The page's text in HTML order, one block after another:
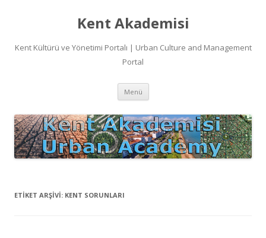
Kent Akademisi
Kent Kültürü ve Yönetimi Portalı | Urban Culture and Management
Portal
Menü İçeriğe
ETIKET ARŞIVI: KENT SORUNLARI